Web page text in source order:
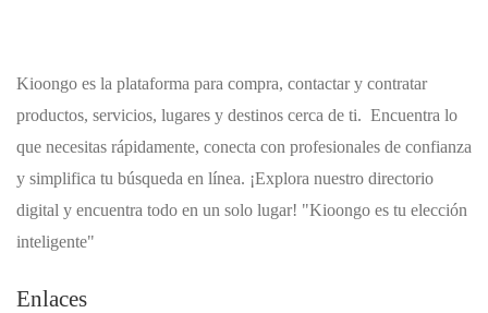
Kioongo es la plataforma para compra, contactar y contratar
productos, servicios, lugares y destinos cerca de ti. Encuentra lo
que necesitas rápidamente, conecta con profesionales de confianza
y simplifica tu búsqueda en línea. ¡Explora nuestro directorio
digital y encuentra todo en un solo lugar! "Kioongo es tu elección
inteligente"
Enlaces